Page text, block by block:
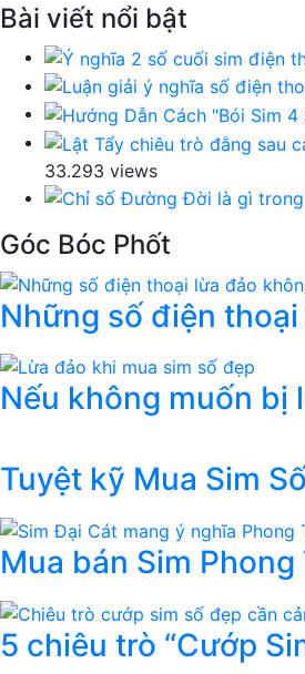
Bài viết nổi bật
33.293 views
Góc Bóc Phốt
Những số điện
Nếu không muốn bị
Tuyệt kỹ Mua Sim
Mua bán Sim Phong
5 chiêu trò “Cướp